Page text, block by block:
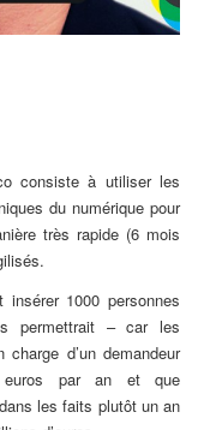
consiste à utiliser les
du numérique pour
très rapide (6 mois
1000 personnes
permettrait – car les
d’un demandeur
euros par an et que
les faits plutôt un an